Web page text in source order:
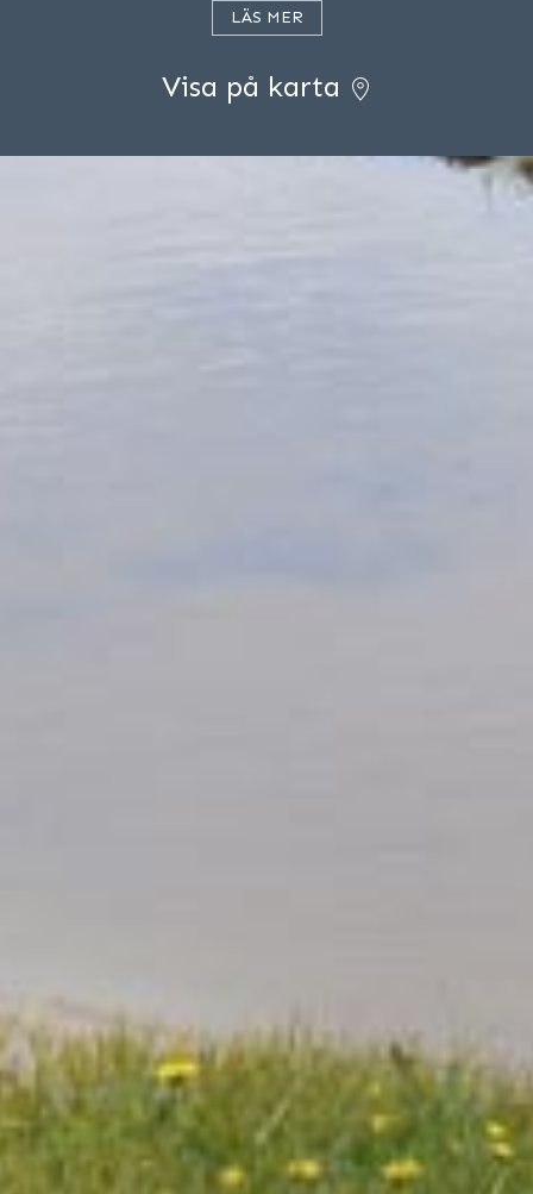
LÄS MER
Visa på karta